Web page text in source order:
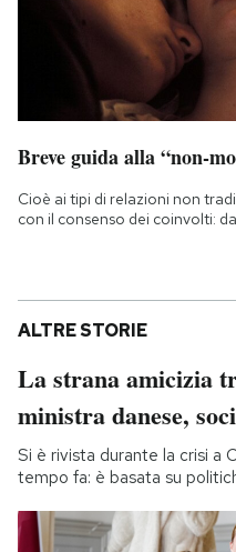
Breve guida alla “non-
Cioè ai tipi di relazioni non
con il consenso dei coinvolti:
ALTRE STORIE
La strana amicizia
ministra danese,
Si è rivista durante la crisi a
tempo fa: è basata su